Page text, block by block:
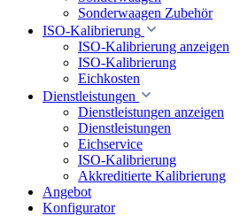
Sonderwaagen Zubehör
ISO-Kalibrierung
ISO-Kalibrierung anzeigen
ISO-Kalibrierung
Eichkosten
Dienstleistungen
Dienstleistungen anzeigen
Dienstleistungen
Eichservice
ISO-Kalibrierung
Akkreditierte Kalibrierung
Angebot
Konfigurator